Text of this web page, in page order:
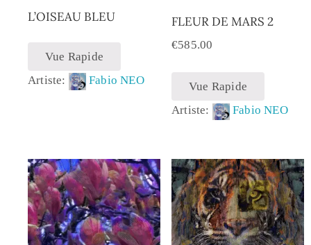
L’OISEAU BLEU
Vue Rapide
Artiste:
Fabio NEO
FLEUR DE MARS 2
€585.00
Vue Rapide
Artiste:
Fabio NEO